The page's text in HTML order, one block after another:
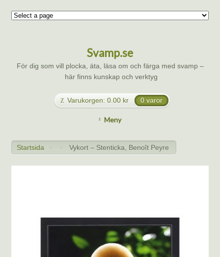
Svamp.se
För dig som vill plocka, äta, läsa om och färga med svamp –
här finns kunskap och verktyg
Varukorgen: 0.00 kr 0 varor
Meny
Startsida > > Vykort – Stenticka, Benoît Peyre